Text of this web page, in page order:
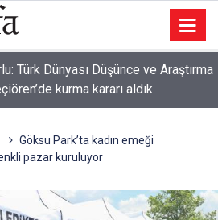
Türk Dünyası Düşünce ve Araştırma
kurma kararı aldık
maçı hangi kanalda, Juventus Inter
kaçta oynanacak?
Göksu Park’ta kadın emeği
pazar kuruluyor